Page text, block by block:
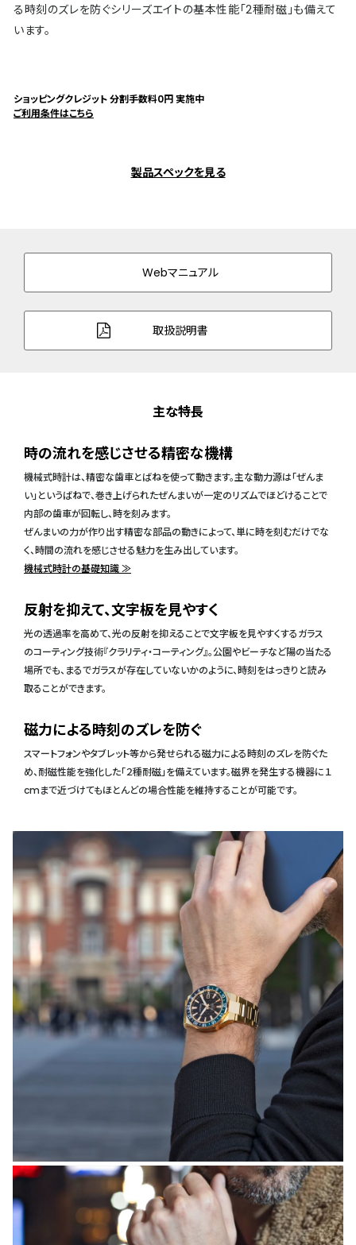
る時刻のズレを防ぐシリーズエイトの基本性能「2種耐磁」も備えて
います。
ショッピングクレジット 分割手数料0円 実施中
ご利用条件はこちら
製品スペックを見る
Webマニュアル
取扱説明書
主な特長
時の流れを感じさせる精密な機構
機械式時計は、精密な歯車とばねを使って動きます。主な動力源は「ぜんま
い」というばねで、巻き上げられたぜんまいが一定のリズムでほどけることで
内部の歯車が回転し、時を刻みます。
ぜんまいの力が作り出す精密な部品の動きによって、単に時を刻むだけでな
く、時間の流れを感じさせる魅力を生み出しています。
機械式時計の基礎知識 ≫
反射を抑えて、文字板を見やすく
光の透過率を高めて、光の反射を抑えることで文字板を見やすくするガラス
のコーティング技術『クラリティ・コーティング』。公園やビーチなど陽の当たる
場所でも、まるでガラスが存在していないかのように、時刻をはっきりと読み
取ることができます。
磁力による時刻のズレを防ぐ
スマートフォンやタブレット等から発せられる磁力による時刻のズレを防ぐた
め、耐磁性能を強化した「２種耐磁」を備えています。磁界を発生する機器に１
cmまで近づけてもほとんどの場合性能を維持することが可能です。